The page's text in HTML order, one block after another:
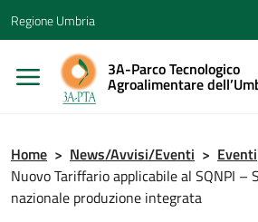
Vai al menu di navigazione
Vai al footer
Regione Umbria
3A-Parco Tecnologico
Agroalimentare
Home > News/Avvisi/Eventi > Eventi
Nuovo Tariffario applicabile al SQNPI –
nazionale produzione integrata